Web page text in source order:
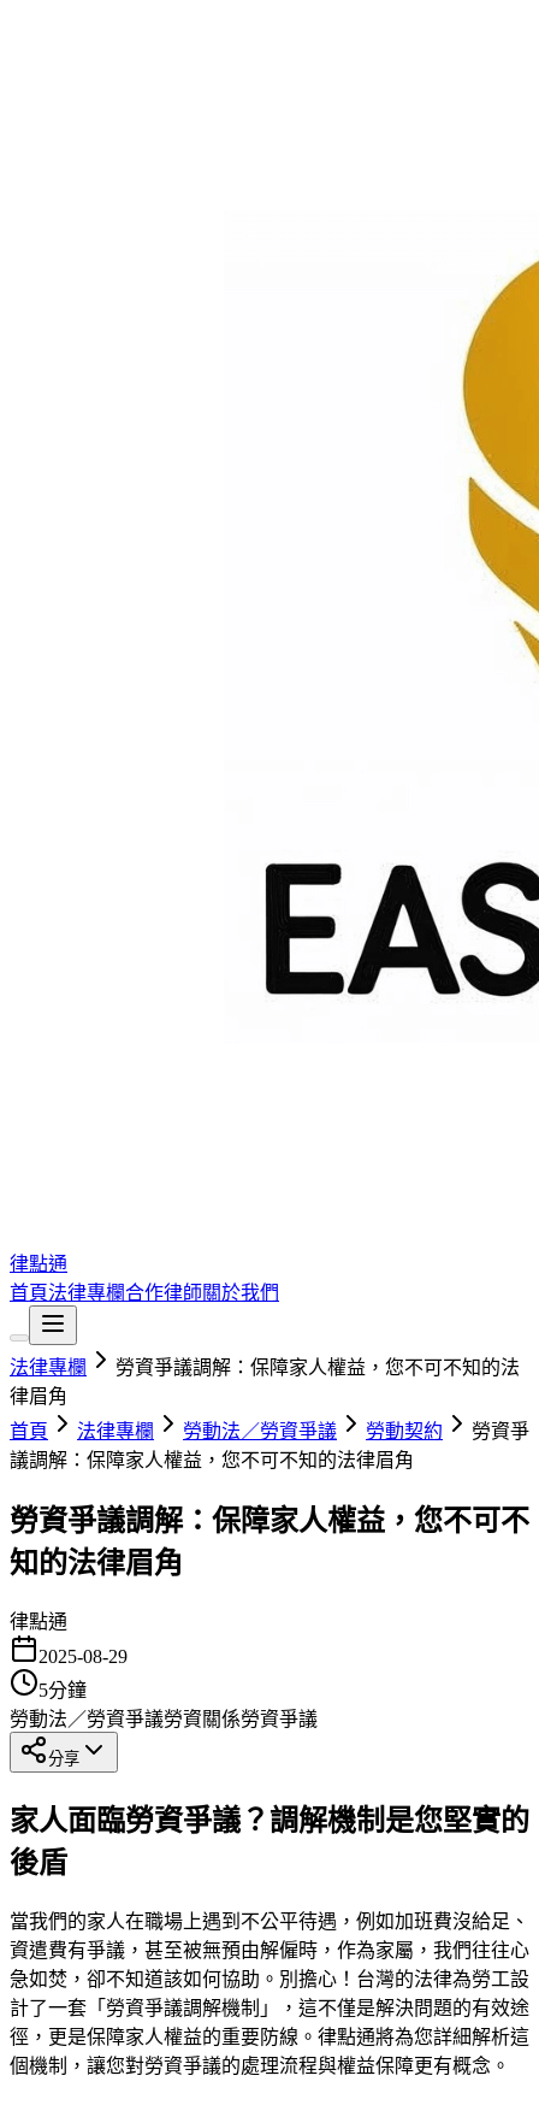
律點通
首頁法律專欄合作律師關於我們
法律專欄
勞資爭議調解：保障家人權益，您不可不知的法
律眉角
首頁
法律專欄 勞動法／勞資爭議 勞動契約
勞資爭
議調解：保障家人權益，您不可不知的法律眉角
勞資爭議調解：保障家人權益，您不可不
知的法律眉角
律點通
2025-08-29
5分鐘
勞動法／勞資爭議勞資關係勞資爭議
分享
家人面臨勞資爭議？調解機制是您堅實的
後盾
當我們的家人在職場上遇到不公平待遇，例如加班費沒給足、
資遣費有爭議，甚至被無預由解僱時，作為家屬，我們往往心
急如焚，卻不知道該如何協助。別擔心！台灣的法律為勞工設
計了一套「勞資爭議調解機制」，這不僅是解決問題的有效途
徑，更是保障家人權益的重要防線。律點通將為您詳細解析這
個機制，讓您對勞資爭議的處理流程與權益保障更有概念。